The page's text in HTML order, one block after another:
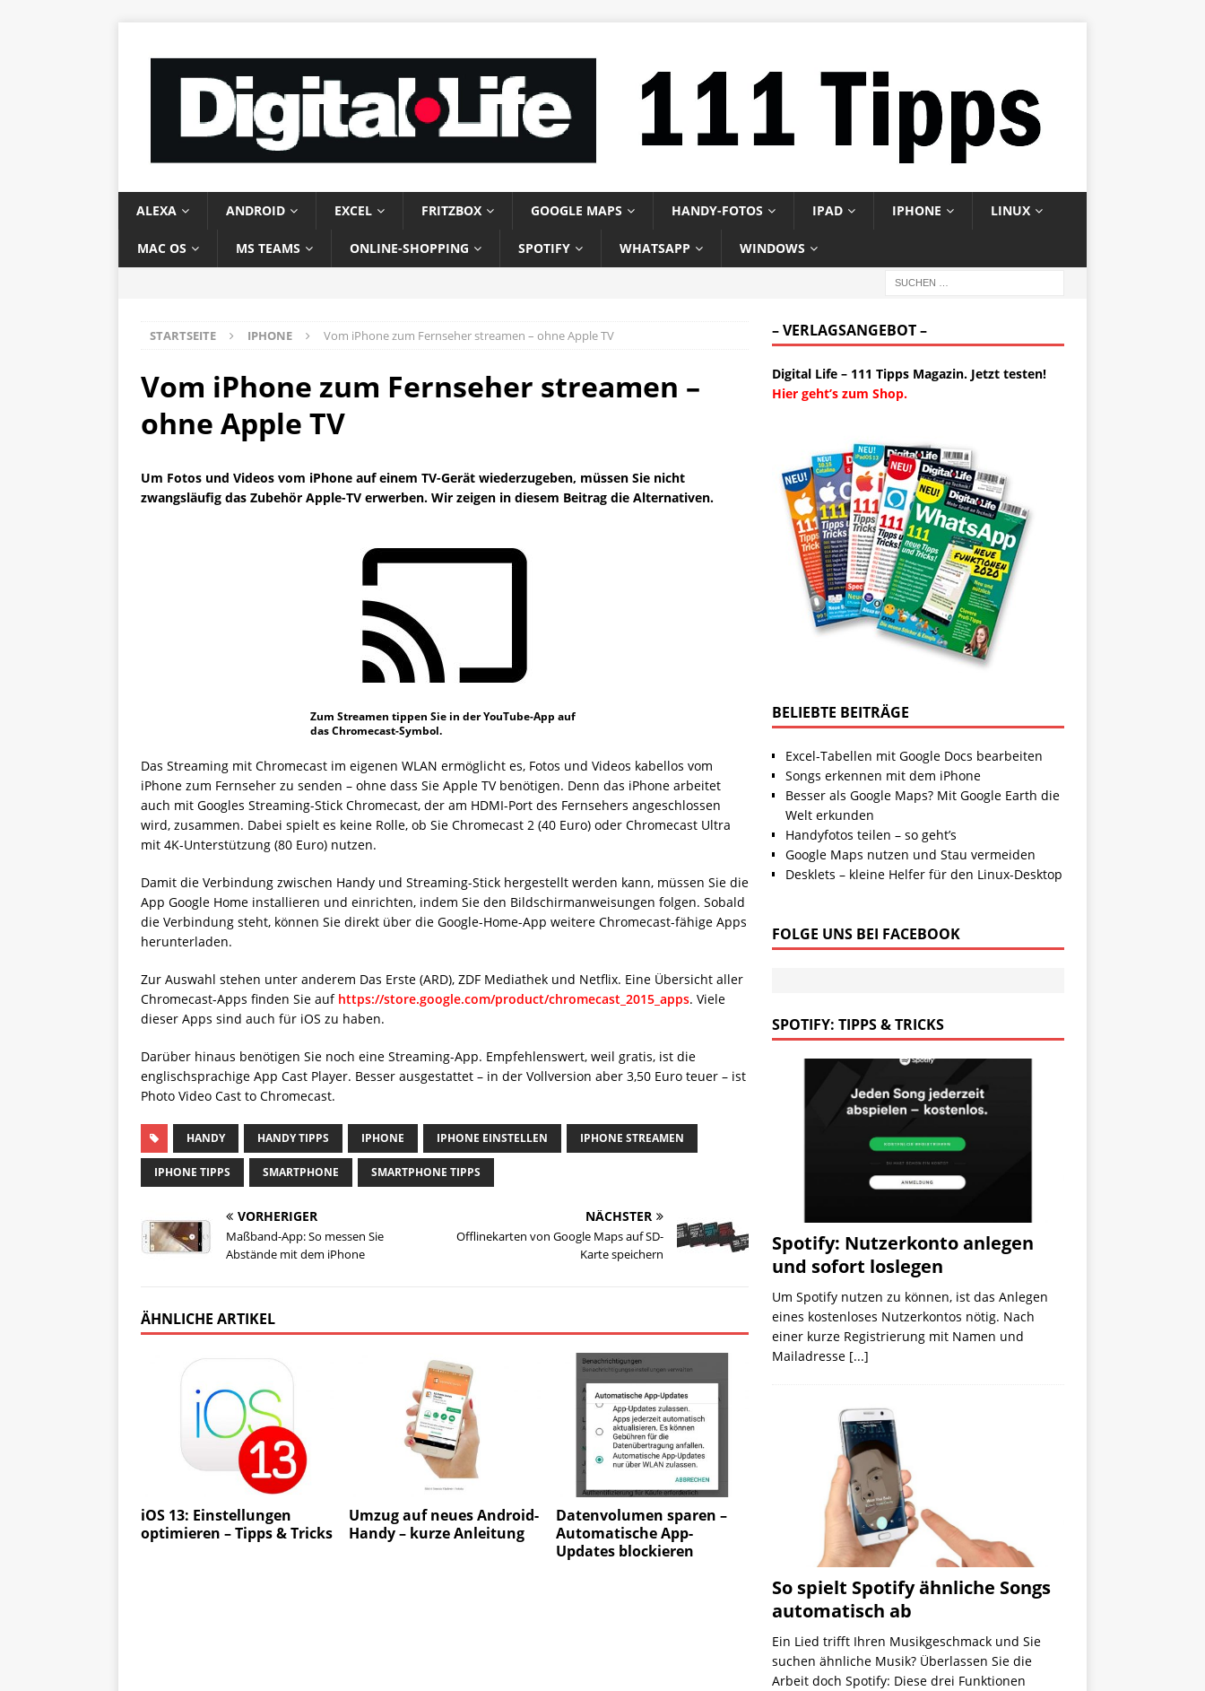
ALEXA ANDROID EXCEL FRITZBOX GOOGLE MAPS HANDY-FOTOS IPAD IPHONE LINUX
MAC OS MS TEAMS ONLINE-SHOPPING SPOTIFY WHATSAPP WINDOWS
STARTSEITE IPHONE Vom iPhone zum Fernseher streamen – ohne Apple TV
Vom iPhone zum Fernseher streamen –
ohne Apple TV
Um Fotos und Videos vom iPhone auf einem TV-Gerät wiederzugeben, müssen Sie nicht
zwangsläufig das Zubehör Apple-TV erwerben. Wir zeigen in diesem Beitrag die Alternativen.
Zum Streamen tippen Sie in der YouTube-App auf
das Chromecast-Symbol.
Das Streaming mit Chromecast im eigenen WLAN ermöglicht es, Fotos und Videos kabellos vom
iPhone zum Fernseher zu senden – ohne dass Sie Apple TV benötigen. Denn das iPhone arbeitet
auch mit Googles Streaming-Stick Chromecast, der am HDMI-Port des Fernsehers angeschlossen
wird, zusammen. Dabei spielt es keine Rolle, ob Sie Chromecast 2 (40 Euro) oder Chromecast Ultra
mit 4K-Unterstützung (80 Euro) nutzen.
Damit die Verbindung zwischen Handy und Streaming-Stick hergestellt werden kann, müssen Sie die
App Google Home installieren und einrichten, indem Sie den Bildschirmanweisungen folgen. Sobald
die Verbindung steht, können Sie direkt über die Google-Home-App weitere Chromecast-fähige Apps
herunterladen.
Zur Auswahl stehen unter anderem Das Erste (ARD), ZDF Mediathek und Netflix. Eine Übersicht aller
Chromecast-Apps finden Sie auf https://store.google.com/product/chromecast_2015_apps. Viele
dieser Apps sind auch für iOS zu haben.
Darüber hinaus benötigen Sie noch eine Streaming-App. Empfehlenswert, weil gratis, ist die
englischsprachige App Cast Player. Besser ausgestattet – in der Vollversion aber 3,50 Euro teuer – ist
Photo Video Cast to Chromecast.
HANDY HANDY TIPPS IPHONE IPHONE EINSTELLEN IPHONE STREAMEN
IPHONE TIPPS SMARTPHONE SMARTPHONE TIPPS
VORHERIGER
Maßband-App: So messen Sie
Abstände mit dem iPhone
NÄCHSTER
Offlinekarten von Google Maps auf SD-
Karte speichern
ÄHNLICHE ARTIKEL
iOS 13: Einstellungen
optimieren – Tipps & Tricks
Umzug auf neues Android-
Handy – kurze Anleitung
Datenvolumen sparen –
Automatische App-
Updates blockieren
– VERLAGSANGEBOT –
Digital Life – 111 Tipps Magazin. Jetzt testen!
Hier geht’s zum Shop.
BELIEBTE BEITRÄGE
Excel-Tabellen mit Google Docs bearbeiten
Songs erkennen mit dem iPhone
Besser als Google Maps? Mit Google Earth die
Welt erkunden
Handyfotos teilen – so geht’s
Google Maps nutzen und Stau vermeiden
Desklets – kleine Helfer für den Linux-Desktop
FOLGE UNS BEI FACEBOOK
SPOTIFY: TIPPS & TRICKS
Spotify: Nutzerkonto anlegen
und sofort loslegen
Um Spotify nutzen zu können, ist das Anlegen
eines kostenloses Nutzerkontos nötig. Nach
einer kurze Registrierung mit Namen und
Mailadresse [...]
So spielt Spotify ähnliche Songs
automatisch ab
Ein Lied trifft Ihren Musikgeschmack und Sie
suchen ähnliche Musik? Überlassen Sie die
Arbeit doch Spotify: Diese drei Funktionen